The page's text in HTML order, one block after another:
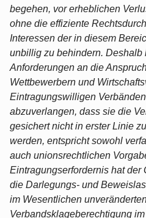
begehen, vor erheblichen
ohne die effiziente
Interessen der in diesem
unbillig zu behindern. Deshalb
Anforderungen an die
Wettbewerbern und
Eintragungswilligen
abzuverlangen, dass sie die
gesichert nicht in erster Linie
werden, entspricht sowohl
auch unionsrechtlichen
Eintragungserfordernis hat der
die Darlegungs- und
im Wesentlichen
Verbandsklageberechtigung